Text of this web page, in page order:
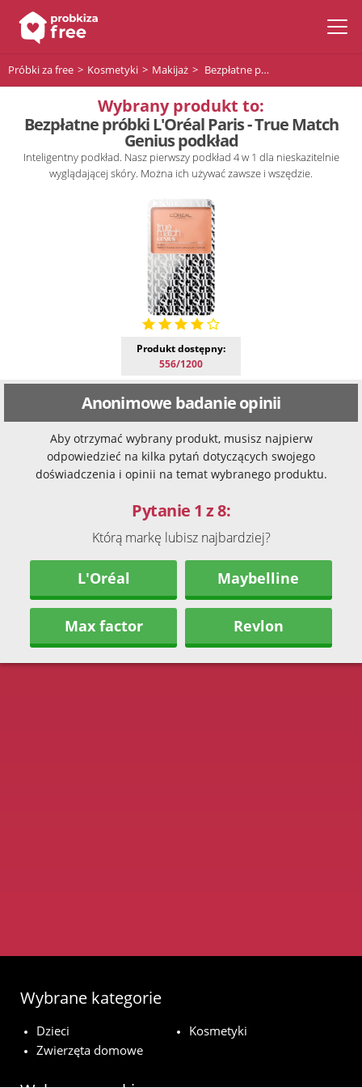
Próbki za free Kosmetyki Makijaż Bezpłatne próbki L'Oréal Paris - True Match Genius podkład
Wybrany produkt to:
Bezpłatne próbki L'Oréal Paris - True Match
Genius podkład
Inteligentny podkład. Nasz pierwszy podkład 4 w 1 dla nieskazitelnie
wyglądającej skóry. Można ich używać zawsze i wszędzie.
Produkt dostępny:
556/1200
Anonimowe badanie opinii
Aby otrzymać wybrany produkt, musisz najpierw
odpowiedzieć na kilka pytań dotyczących swojego
doświadczenia i opinii na temat wybranego produktu.
Pytanie 1 z 8:
Którą markę lubisz najbardziej?
L'Oréal Maybelline
Max factor Revlon
Wybrane kategorie
Dzieci
Kosmetyki
Zwierzęta domowe